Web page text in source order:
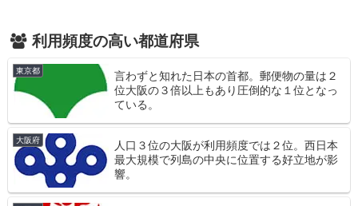
利用頻度の高い都道府県
東京都
言わずと知れた日本の首都。郵便物の量は２
位大阪の３倍以上もあり圧倒的な１位となっ
ている。
大阪府
人口３位の大阪が利用頻度では２位。西日本
最大規模で列島の中央に位置する好立地が影
響。